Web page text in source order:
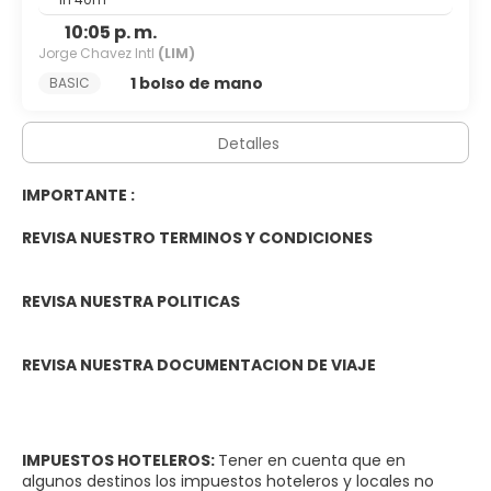
10:05 p. m.
Jorge Chavez Intl (LIM)
BASIC
1 bolso de mano
Detalles
IMPORTANTE :
REVISA NUESTRO TERMINOS Y CONDICIONES
REVISA NUESTRA POLITICAS
REVISA NUESTRA DOCUMENTACION DE VIAJE
IMPUESTOS HOTELEROS: Tener en cuenta que en
algunos destinos los impuestos hoteleros y locales no